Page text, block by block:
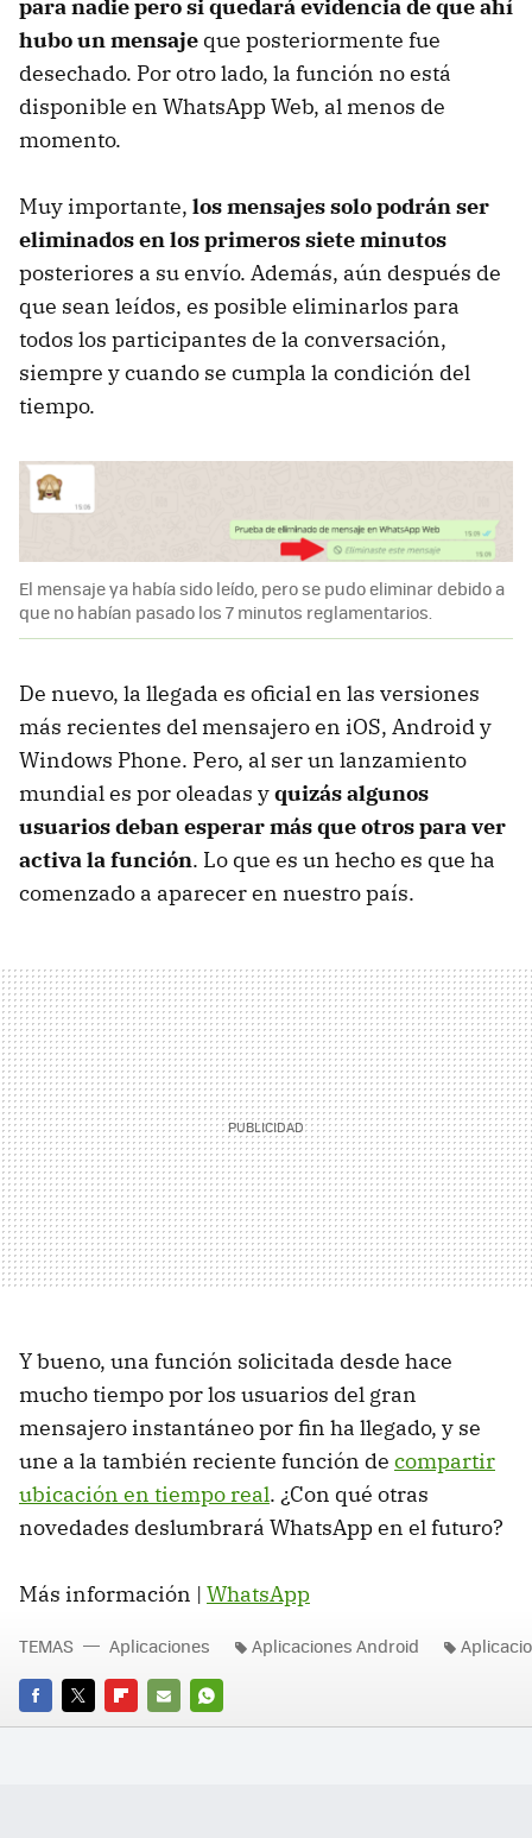
para nadie pero si quedará evidencia de que ahí
hubo un mensaje que posteriormente fue
desechado. Por otro lado, la función no está
disponible en WhatsApp Web, al menos de
momento.
Muy importante, los mensajes solo podrán ser
eliminados en los primeros siete minutos
posteriores a su envío. Además, aún después de
que sean leídos, es posible eliminarlos para
todos los participantes de la conversación,
siempre y cuando se cumpla la condición del
tiempo.
El mensaje ya había sido leído, pero se pudo eliminar debido a
que no habían pasado los 7 minutos reglamentarios.
De nuevo, la llegada es oficial en las versiones
más recientes del mensajero en iOS, Android y
Windows Phone. Pero, al ser un lanzamiento
mundial es por oleadas yquizás algunos
usuarios deban esperar más que otros para ver
activa la función. Lo que es un hecho es que ha
comenzado a aparecer en nuestro país.
Y bueno, una función solicitada desde hace
mucho tiempo por los usuarios del gran
mensajero instantáneo por fin ha llegado, y se
une a la también reciente función de compartir
ubicación en tiempo real. ¿Con qué otras
novedades deslumbrará WhatsApp en el futuro?
Más información | WhatsApp
FACEBOOK
TWITTERFLIPBOARD
E-
WHATSAPP
TEMAS Aplicaciones Aplicaciones Android